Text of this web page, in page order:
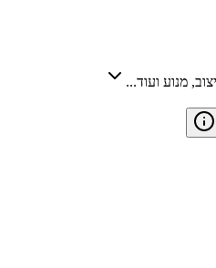
מנוע ועוד...